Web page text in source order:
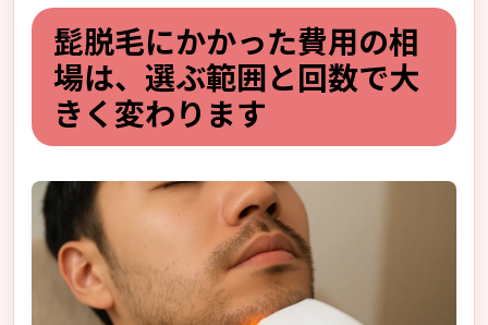
髭脱毛にかかった費用の相
場は、選ぶ範囲と回数で大
きく変わります